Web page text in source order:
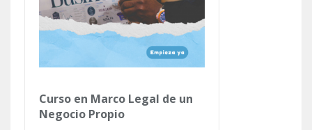
Curso en Marco Legal de un
Negocio Propio